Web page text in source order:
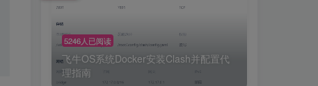
5246人已阅读
飞牛OS系统Docker安装Clash并配置代
理指南
5246人已阅读
TOP1